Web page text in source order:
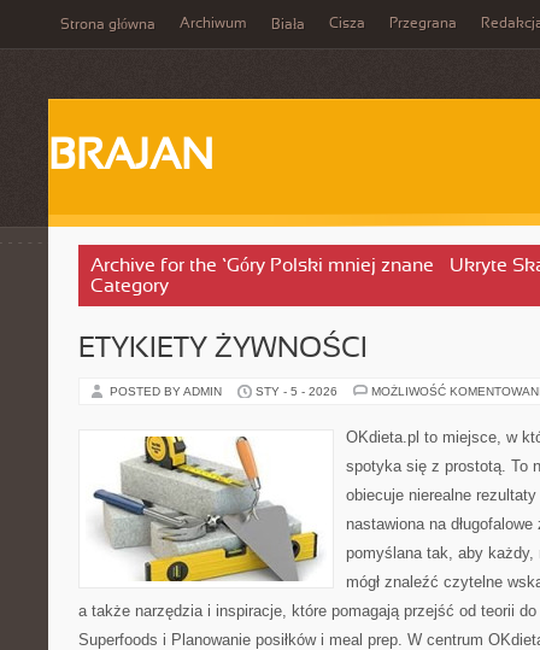
Strona główna Archiwum Biała Cisza Przegrana
BRAJAN
Archive for the ‘Góry Polski mniej znane – Ukryte
Category
ETYKIETY ŻYWNOŚCI
POSTED BY ADMIN STY - 5 - 2026 MOŻLIWOŚĆ
OKdieta.pl to miejsce, w
spotyka się z prostotą. To
obiecuje nierealne
nastawiona na
pomyślana tak, aby
mógł znaleźć czytelne
a także narzędzia i inspiracje, które pomagają przejść od teorii
Superfoods i Planowanie posiłków i meal prep. W centrum